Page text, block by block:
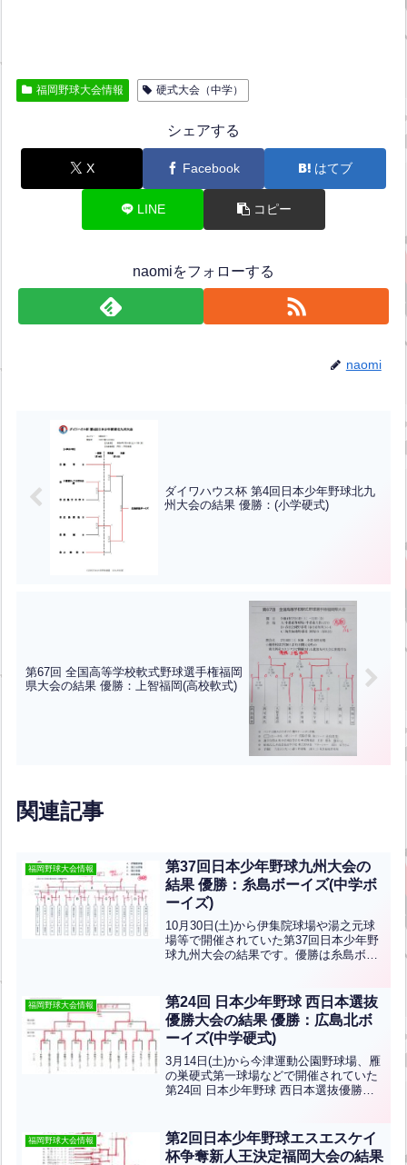
福岡野球大会情報 硬式大会（中学）
シェアする
X Facebook はてブ
LINE コピー
naomiをフォローする
naomi
ダイワハウス杯 第4回日本少年野球北九
州大会の結果 優勝：(小学硬式)
第67回 全国高等学校軟式野球選手権福岡
県大会の結果 優勝：上智福岡(高校軟式)
関連記事
福岡野球大会情報
第37回日本少年野球九州大会の
結果 優勝：糸島ボーイズ(中学ボ
ーイズ)
10月30日(土)から伊集院球場や湯之元球
場等で開催されていた第37回日本少年野
球九州大会の結果です。優勝は糸島ボー
イズ。福岡南から九州古賀ボーイズ、福
岡志免ボーイズ、...全文はクリック
福岡野球大会情報
第24回 日本少年野球 西日本選抜
優勝大会の結果 優勝：広島北ボ
ーイズ(中学硬式)
3月14日(土)から今津運動公園野球場、雁
の巣硬式第一球場などで開催されていた
第24回 日本少年野球 西日本選抜優勝大
ございます！北九州支部から八幡南ボー
イズが出場しま...全文はクリック
福岡野球大会情報
第2回日本少年野球エスエスケイ
杯争奪新人王決定福岡大会の結果